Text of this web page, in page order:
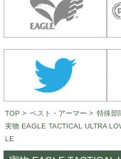
TOP > ベスト・アーマー > 特殊部
実物 EAGLE TACTICAL ULTRA
LE